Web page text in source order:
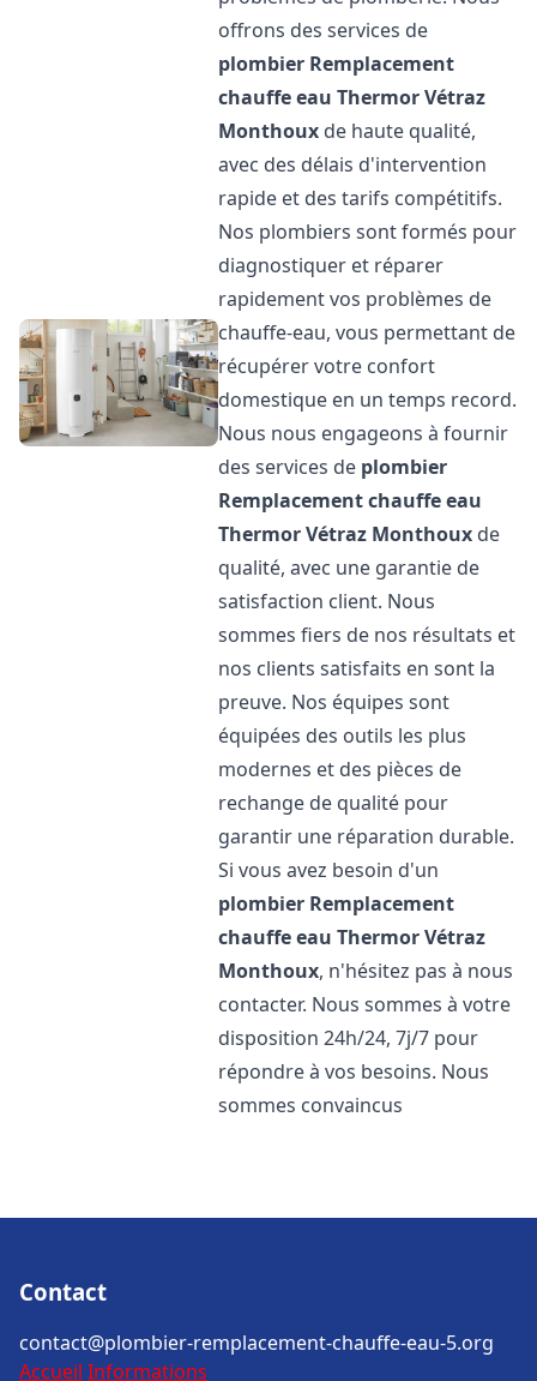
offrons des services de
plombier Remplacement
chauffe eau ThermorVétraz
Monthoux de haute qualité,
avec des délais d'intervention
rapide et des tarifs compétitifs.
Nos plombiers sont formés pour
diagnostiquer et réparer
rapidement vos problèmes de
chauffe-eau, vous permettant de
récupérer votre confort
domestique en un temps record.
Nous nous engageons à fournir
des services de plombier
Remplacement chauffe eau
ThermorVétraz Monthoux de
qualité, avec une garantie de
satisfaction client. Nous
sommes fiers de nos résultats et
nos clients satisfaits en sont la
preuve. Nos équipes sont
équipées des outils les plus
modernes et des pièces de
rechange de qualité pour
garantir une réparation durable.
Si vous avez besoin d'un
plombier Remplacement
chauffe eau ThermorVétraz
Monthoux, n'hésitez pas à nous
contacter. Nous sommes à votre
disposition 24h/24, 7j/7 pour
répondre à vos besoins. Nous
sommes convaincus
Contact
contact@plombier-remplacement-chauffe-eau-5.org
Accueil Informations